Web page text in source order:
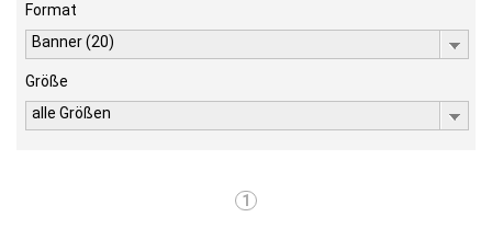
Format
Banner (20)
Größe
alle Größen
1